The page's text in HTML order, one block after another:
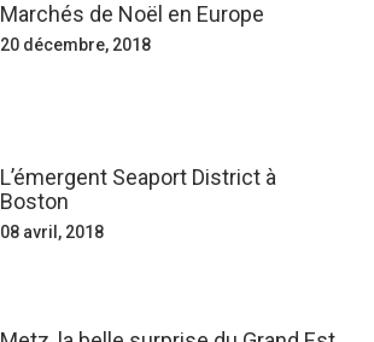
Marchés de Noël en Europe
20 décembre, 2018
L’émergent Seaport District à
Boston
08 avril, 2018